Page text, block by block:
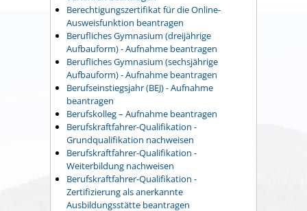
Berechtigungszertifikat für die Online-
Ausweisfunktion beantragen
Berufliches Gymnasium (dreijährige
Aufbauform) - Aufnahme beantragen
Berufliches Gymnasium (sechsjährige
Aufbauform) - Aufnahme beantragen
Berufseinstiegsjahr (BEJ) - Aufnahme
beantragen
Berufskolleg – Aufnahme beantragen
Berufskraftfahrer-Qualifikation -
Grundqualifikation nachweisen
Berufskraftfahrer-Qualifikation -
Weiterbildung nachweisen
Berufskraftfahrer-Qualifikation -
Zertifizierung als anerkannte
Ausbildungsstätte beantragen